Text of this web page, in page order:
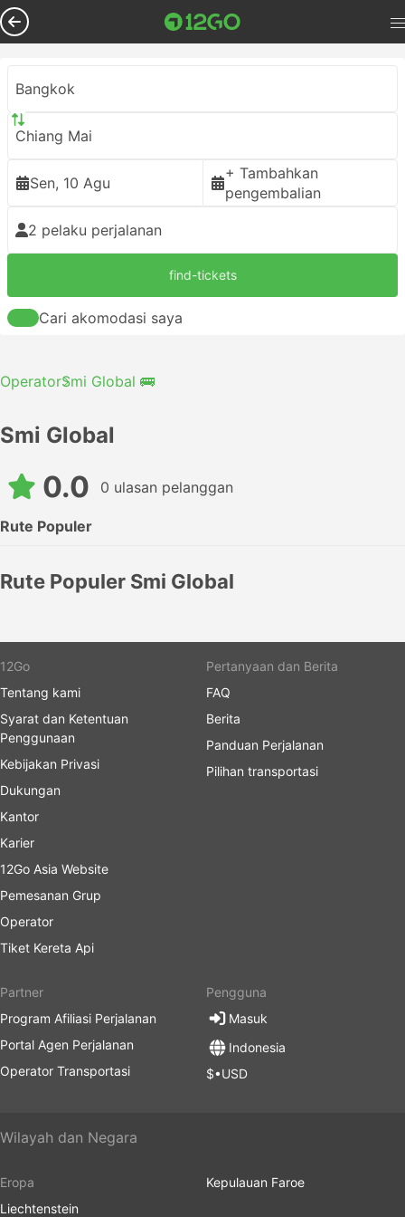
Bangkok
Chiang Mai
Sen, 10 Agu
+ Tambahkan
pengembalian
2 pelaku perjalanan
find-tickets
Cari akomodasi saya
OperatorSmi Global 🚌
Smi Global
0.0 0 ulasan pelanggan
Rute Populer
Rute Populer Smi Global
12Go
Tentang kami
Syarat dan Ketentuan
Penggunaan
Kebijakan Privasi
Dukungan
Kantor
Karier
12Go Asia Website
Pemesanan Grup
Operator
Tiket Kereta Api
Pertanyaan dan Berita
FAQ
Berita
Panduan Perjalanan
Pilihan transportasi
Partner
Program Afiliasi Perjalanan
Portal Agen Perjalanan
Operator Transportasi
Pengguna
Masuk
Indonesia
$•USD
Wilayah dan Negara
Eropa
Liechtenstein
Kepulauan Faroe